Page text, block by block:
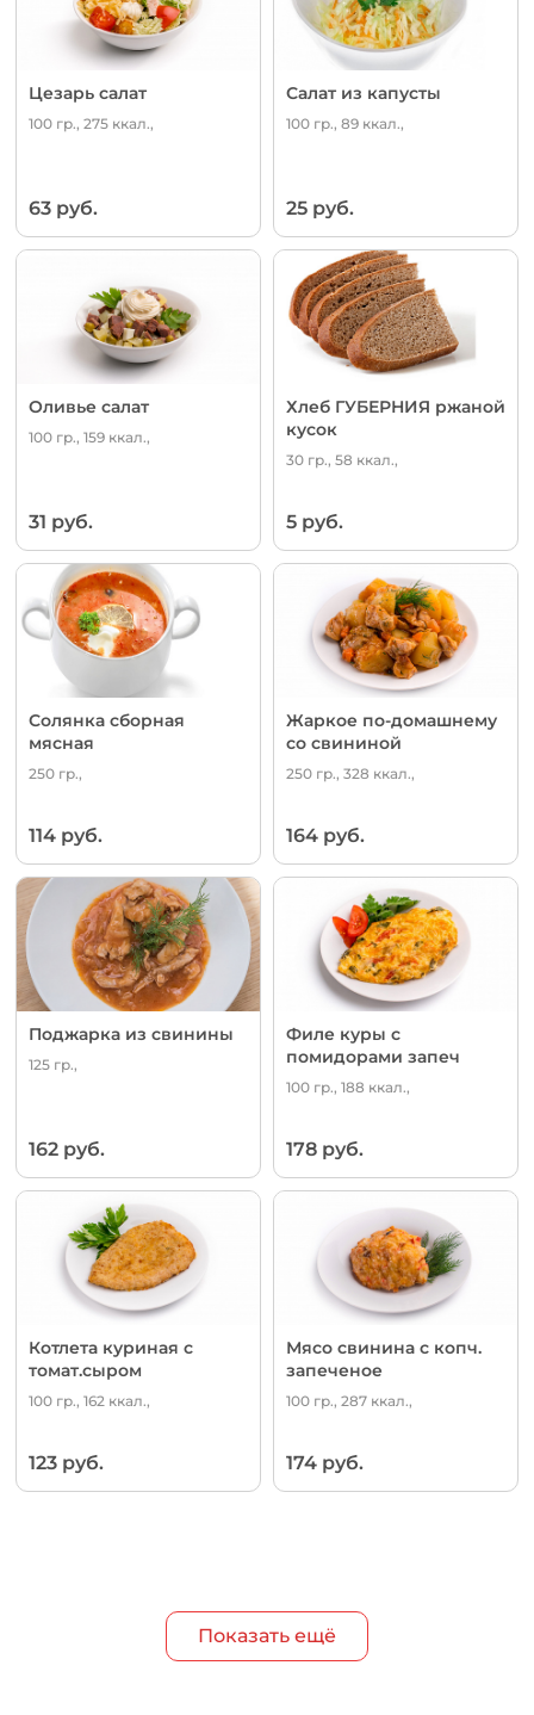
Цезарь салат
100 гр., 275 ккал.,
63 руб.
Салат из капусты
100 гр., 89 ккал.,
25 руб.
Оливье салат
100 гр., 159 ккал.,
31 руб.
Хлеб ГУБЕРНИЯ ржаной
кусок
30 гр., 58 ккал.,
5 руб.
Солянка сборная
мясная
250 гр.,
114 руб.
Жаркое по-домашнему
со свининой
250 гр., 328 ккал.,
164 руб.
Поджарка из свинины
125 гр.,
162 руб.
Филе куры с
помидорами запеч
100 гр., 188 ккал.,
178 руб.
Котлета куриная с
томат.сыром
100 гр., 162 ккал.,
123 руб.
Мясо свинина с копч.
запеченое
100 гр., 287 ккал.,
174 руб.
Показать ещё